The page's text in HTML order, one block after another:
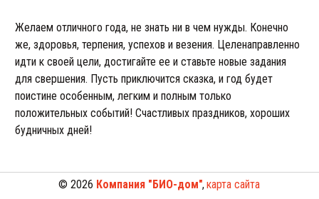
Желаем отличного года, не знать ни в чем нужды. Конечно
же, здоровья, терпения, успехов и везения. Целенаправленно
идти к своей цели, достигайте ее и ставьте новые задания
для свершения. Пусть приключится сказка, и год будет
поистине особенным, легким и полным только
положительных событий! Счастливых праздников, хороших
будничных дней!
© 2026 Компания "БИО-дом", карта сайта